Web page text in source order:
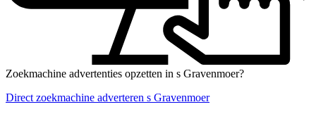
Zoekmachine advertenties opzetten in s Gravenmoer?
Direct zoekmachine adverteren s Gravenmoer